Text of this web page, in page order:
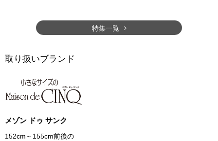
特集一覧
取り扱いブランド
メゾン ドゥ サンク
152cm～155cm前後の